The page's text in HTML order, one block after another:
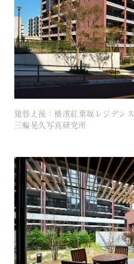
建替え後：横濱紅葉坂レジデンス
三輪晃久写真研究所